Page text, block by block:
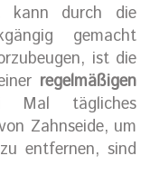
kann durch die
gemacht
ist die
regelmäßigen
Mal tägliches
Zahnseide, um
entfernen, sind